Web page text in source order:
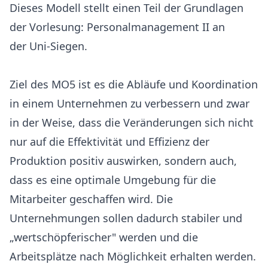
Dieses Modell stellt einen Teil der Grundlagen
der Vorlesung: Personalmanagement II an
der Uni-Siegen.
Ziel des MO5 ist es die Abläufe und Koordination
in einem Unternehmen zu verbessern und zwar
in der Weise, dass die Veränderungen sich nicht
nur auf die Effektivität und Effizienz der
Produktion positiv auswirken, sondern auch,
dass es eine optimale Umgebung für die
Mitarbeiter geschaffen wird. Die
Unternehmungen sollen dadurch stabiler und
„wertschöpferischer" werden und die
Arbeitsplätze nach Möglichkeit erhalten werden.